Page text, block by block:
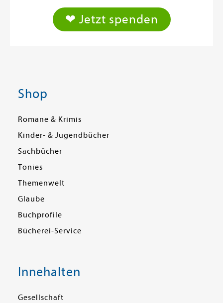
❤ Jetzt spenden
Shop
Romane & Krimis
Kinder- & Jugendbücher
Sachbücher
Tonies
Themenwelt
Glaube
Buchprofile
Bücherei-Service
Innehalten
Gesellschaft